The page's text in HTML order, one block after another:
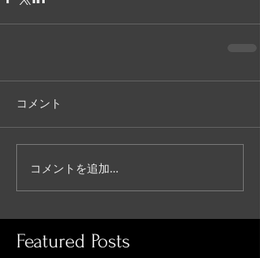
コメント
コメントを追加…
Featured Posts